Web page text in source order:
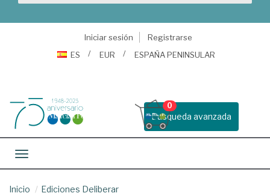
Iniciar sesión
Registrarse
ES
EUR ESPAÑA PENINSULAR
Busqueda avanzada
0
Toggle navigation
Inicio Ediciones Deliberar